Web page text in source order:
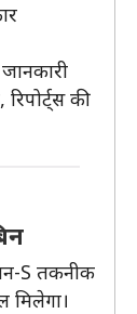
की
S तकनीक
मिलेगा।